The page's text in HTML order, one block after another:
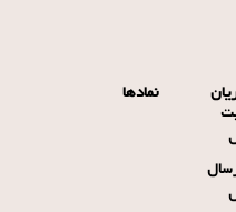
نمادها